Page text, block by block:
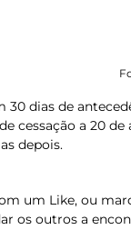
30 dias de
cessação a 20 de
depois.
um Like, ou
os outros a